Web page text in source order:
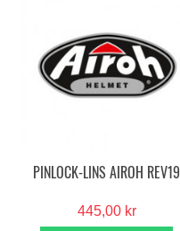
PINLOCK-LINS AIROH REV19
445,00 kr